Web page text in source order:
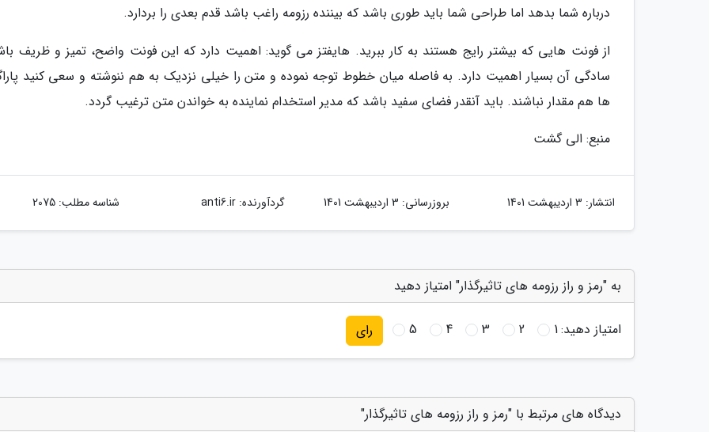
درباره شما بدهد اما طراحی شما باید طوری باشد که بیننده رزومه راغب باشد قدم بعدی را بردارد.
از فونت هایی که بیشتر رایج هستند به کار ببرید. هایفتز می گوید: اهمیت دارد که این فونت واضح، تمیز و ظریف
سادگی آن بسیار اهمیت دارد. به فاصله میان خطوط توجه نموده و متن را خیلی نزدیک به هم ننوشته و سعی کنید
ها هم مقدار نباشند. باید آنقدر فضای سفید باشد که مدیر استخدام نماینده به خواندن متن ترغیب گردد.
منبع: الی گشت
انتشار: 3 اردیبهشت 1401 بروزرسانی: 3 اردیبهشت 1401 گردآورنده:anti6.ir شناسه مطلب: 2075
به "رمز و راز رزومه های تاثیرگذار" امتیاز دهید
امتیاز دهید:1
2
3
4
5 رای
دیدگاه های مرتبط با "رمز و راز رزومه های تاثیرگذار"